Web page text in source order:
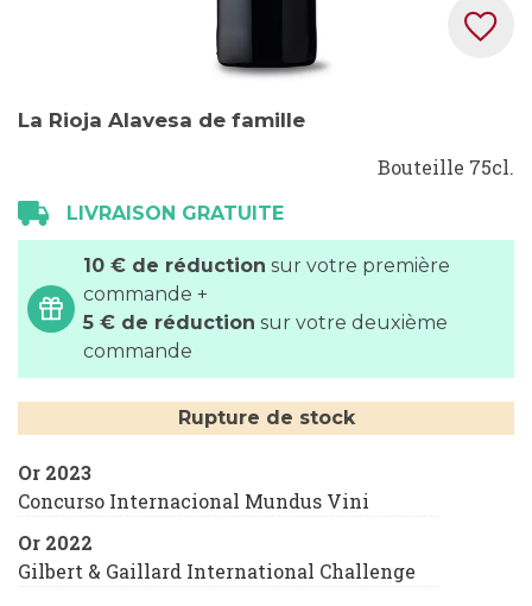
to
of
the
gallery
La Rioja Alavesa de famille
Bouteille 75cl.
LIVRAISON GRATUITE
10 € de réduction sur votre première
commande +
5 € de réduction sur votre deuxième
commande
Rupture de stock
Or 2023
Concurso Internacional Mundus Vini
Or 2022
Gilbert & Gaillard International Challenge